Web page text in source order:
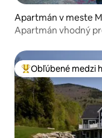
Apartmán v meste
Apartmán vhodný
Najobľúbenejšie
Obľúbené medzi